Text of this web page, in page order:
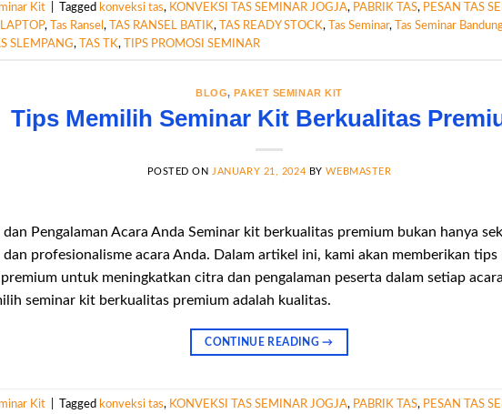
Kit Tagged konveksi tas, KONVEKSI TAS SEMINAR JOGJA, PABRIK TAS, PESAN TAS
LAPTOP, Tas Ransel , TAS RANSEL BATIK, TAS READY STOCK, Tas Seminar, Tas Seminar
SLEMPANG, TAS TK, TIPS PROMOSI SEMINAR
BLOG, PAKET SEMINAR KIT
Tips Memilih Seminar Kit Berkualitas
POSTED ON JANUARY 21, 2024 BYWEBMASTER
Pengalaman Acara Anda Seminar kit berkualitas premium bukan hanya
profesionalisme acara Anda. Dalam artikel ini, kami akan memberikan
untuk meningkatkan citra dan pengalaman peserta dalam setiap
seminar kit berkualitas premium adalah kualitas.
CONTINUE READING→
Kit Tagged konveksi tas, KONVEKSI TAS SEMINAR JOGJA, PABRIK TAS, PESAN TAS